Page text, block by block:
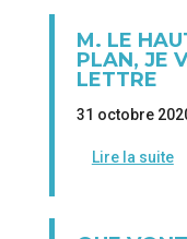
M. LE
PLAN, JE
LETTRE
31 octobre
Lire la suite